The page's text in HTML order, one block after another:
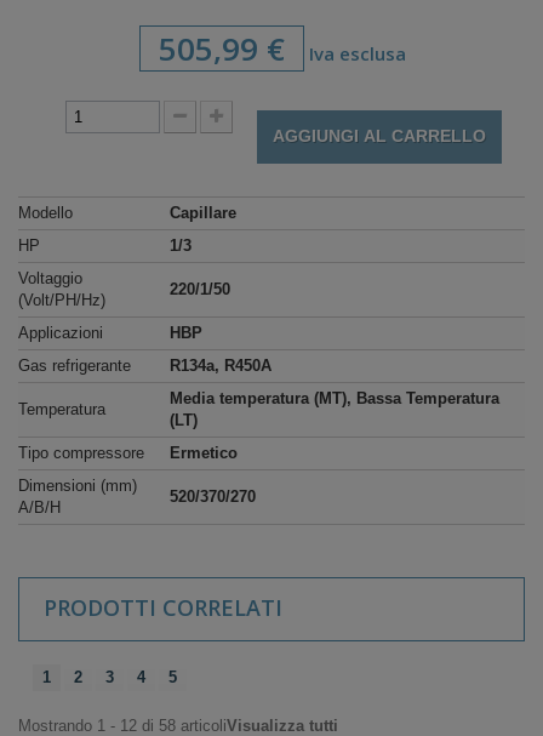
505,99 € Iva esclusa
AGGIUNGI AL CARRELLO
Modello
Capillare
HP
1/3
Voltaggio
(Volt/PH/Hz)
220/1/50
Applicazioni
HBP
Gas refrigerante
R134a, R450A
Temperatura
Media temperatura (MT), Bassa Temperatura
(LT)
Tipo compressore
Ermetico
Dimensioni (mm)
A/B/H
520/370/270
PRODOTTI CORRELATI
1 2 3 4 5
Mostrando 1 - 12 di 58 articoliVisualizza tutti